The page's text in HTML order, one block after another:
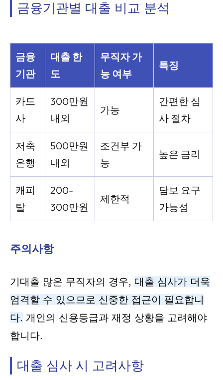
금융기관별 대출 비교 분석
금융
기관
대출 한
도
무직자 가
능 여부
특징
카드
사
300만원
내외
가능
간편한 심
사 절차
저축
은행
500만원
내외
조건부 가
능
높은 금리
캐피
탈
200-
300만원
제한적
담보 요구
가능성
주의사항
기대출 많은 무직자의 경우, 대출 심사가 더욱
엄격할 수 있으므로 신중한 접근이 필요합니
다. 개인의 신용등급과 재정 상황을 고려해야
합니다.
대출 심사 시 고려사항